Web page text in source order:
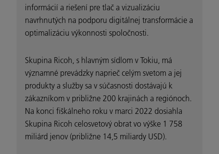
informácií a riešení pre tlač a vizualizáciu
navrhnutých na podporu digitálnej transformácie a
optimalizáciu výkonnosti spoločnosti.
Skupina Ricoh, s hlavným sídlom v Tokiu, má
významné prevádzky naprieč celým svetom a jej
produkty a služby sa v súčasnosti dostávajú k
zákazníkom v približne 200 krajinách a regiónoch.
Na konci fiškálneho roku v marci 2022 dosiahla
Skupina Ricoh celosvetový obrat vo výške 1 758
miliárd jenov (približne 14,5 miliardy USD).